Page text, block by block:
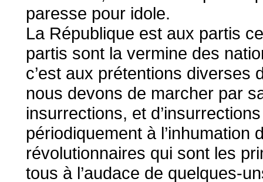
paresse pour idole.
La République est aux partis
partis sont la vermine des
c’est aux prétentions diverses
nous devons de marcher par
insurrections, et
périodiquement à
révolutionnaires qui sont les
tous à l’audace de quelques-